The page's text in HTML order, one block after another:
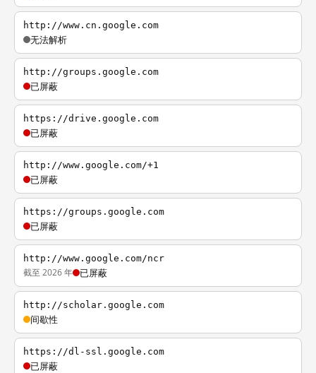
http://www.cn.google.com
无法解析
http://groups.google.com
已屏蔽
https://drive.google.com
已屏蔽
http://www.google.com/+1
已屏蔽
https://groups.google.com
已屏蔽
http://www.google.com/ncr
截至 2026 年 已屏蔽
http://scholar.google.com
间歇性
https://dl-ssl.google.com
已屏蔽